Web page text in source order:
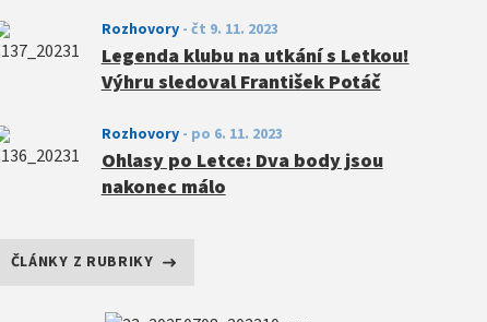
Rozhovory- čt 9. 11. 2023
Legenda klubu na utkání s Letkou!
Výhru sledoval František Potáč
Rozhovory- po 6. 11. 2023
Ohlasy po Letce: Dva body jsou
nakonec málo
ČLÁNKY Z RUBRIKY